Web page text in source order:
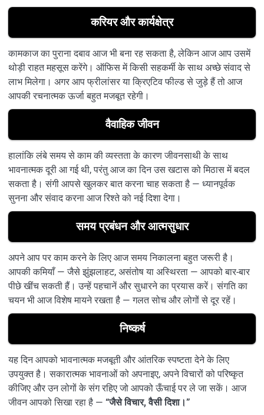
करियर और कार्यक्षेत्र
कामकाज का पुराना दबाव आज भी बना रह सकता है, लेकिन आज आप उसमें
थोड़ी राहत महसूस करेंगे। ऑफिस में किसी सहकर्मी के साथ अच्छे संवाद से
लाभ मिलेगा। अगर आप फ्रीलांसर या क्रिएटिव फील्ड से जुड़े हैं तो आज
आपकी रचनात्मक ऊर्जा बहुत मजबूत रहेगी।
वैवाहिक जीवन
हालांकि लंबे समय से काम की व्यस्तता के कारण जीवनसाथी के साथ
भावनात्मक दूरी आ गई थी, परंतु आज का दिन उस खटास को मिठास में बदल
सकता है। संगी आपसे खुलकर बात करना चाह सकता है — ध्यानपूर्वक
सुनना और संवाद करना आज रिश्ते को नई दिशा देगा।
समय प्रबंधन और आत्मसुधार
अपने आप पर काम करने के लिए आज समय निकालना बहुत जरूरी है।
आपकी कमियाँ — जैसे झुंझलाहट, असंतोष या अस्थिरता — आपको बार-बार
पीछे खींच सकती हैं। उन्हें पहचानें और सुधारने का प्रयास करें। संगति का
चयन भी आज विशेष मायने रखता है — गलत सोच और लोगों से दूर रहें।
निष्कर्ष
यह दिन आपको भावनात्मक मजबूती और आंतरिक स्पष्टता देने के लिए
उपयुक्त है। सकारात्मक भावनाओं को अपनाइए, अपने विचारों को परिष्कृत
कीजिए और उन लोगों के संग रहिए जो आपको ऊँचाई पर ले जा सकें। आज
जीवन आपको सिखा रहा है — “जैसे विचार, वैसी दिशा।”